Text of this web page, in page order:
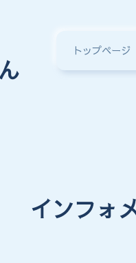
トップページ
インフォ